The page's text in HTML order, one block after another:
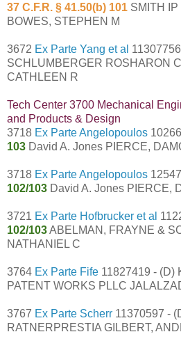
37 C.F.R. § 41.50(b) 101 SMITH
BOWES, STEPHEN M
3672 Ex Parte Yang et al
SCHLUMBERGER ROSHARON
CATHLEEN R
Tech Center 3700 Mechanical
and Products & Design
3718 Ex Parte Angelopoulos
103 David A. Jones PIERCE,
3718 Ex Parte Angelopoulos
102/103 David A. Jones PIERCE,
3721 Ex Parte Hofbrucker et al
102/103ABELMAN, FRAYNE &
NATHANIEL C
3764 Ex Parte Fife 11827419 - (D)
PATENT WORKS PLLC
3767 Ex Parte Scherr 11370597 -
RATNERPRESTIA GILBERT,